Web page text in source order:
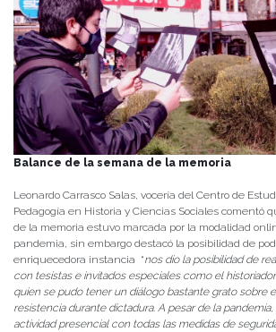
Balance de la semana de la memoria
Leonardo Carrasco Salas, vocería del Centro de
Pedagogía en Historia y Ciencias Sociales comentó
de la memoria estuvo marcada por la modalidad
pandemia, sin embargo destacó la posibilidad de
enriquecedora instancia “nos dio la posibilidad de
con tesistas e invitados especiales como el
quien se pudo tener un diálogo bastante grato sobre
resistencia durante dictadura. A pesar de la
actividad presencial con todas las medidas de